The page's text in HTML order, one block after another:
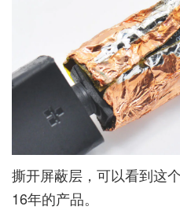
撕开屏蔽层，可以看到这
16年的产品。